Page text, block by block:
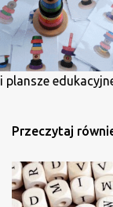
i plansze
Przeczytaj